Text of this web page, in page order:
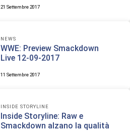
21 Settembre 2017
NEWS
WWE: Preview Smackdown
Live 12-09-2017
11 Settembre 2017
INSIDE STORYLINE
Inside Storyline: Raw e
Smackdown alzano la qualità